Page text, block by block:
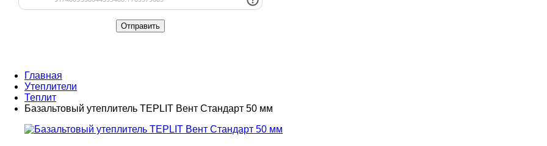
Главная
Утеплители
Теплит
Базальтовый утеплитель TEPLIT Вент Стандарт 50 мм